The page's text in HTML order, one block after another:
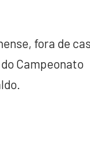
fora de
Campeonato